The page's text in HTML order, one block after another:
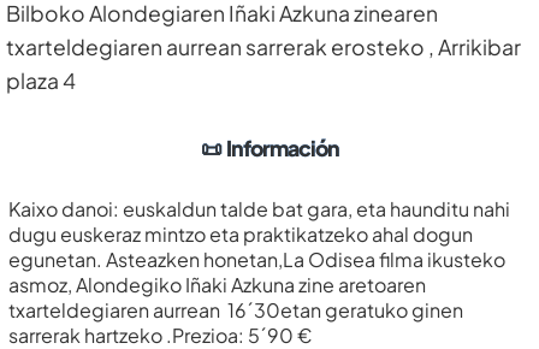
Bilboko Alondegiaren Iñaki Azkuna zinearen
txarteldegiaren aurrean sarrerak erosteko , Arrikibar
plaza 4
📜Información
Kaixo danoi: euskaldun talde bat gara, eta haunditu nahi
dugu euskeraz mintzo eta praktikatzeko ahal dogun
egunetan. Asteazken honetan,La Odisea filma ikusteko
asmoz, Alondegiko Iñaki Azkuna zine aretoaren
txarteldegiaren aurrean 16´30etan geratuko ginen
sarrerak hartzeko .Prezioa: 5´90 €